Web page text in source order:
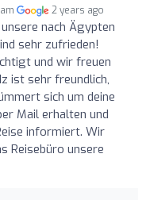
2 years ago
nach Ägypten
sehr zufrieden!
und wir freuen
ist sehr freundlich,
sich um deine
Mail erhalten und
informiert. Wir
Reisebüro unsere